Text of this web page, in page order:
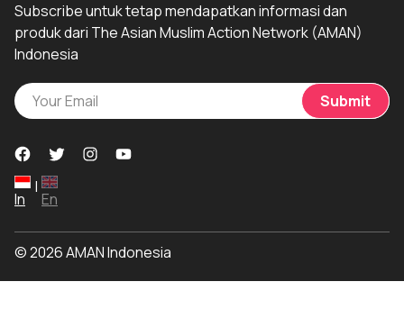
Subscribe untuk tetap mendapatkan informasi dan
produk dari The Asian Muslim Action Network (AMAN)
Indonesia
Submit
In
|
En
© 2026 AMAN Indonesia